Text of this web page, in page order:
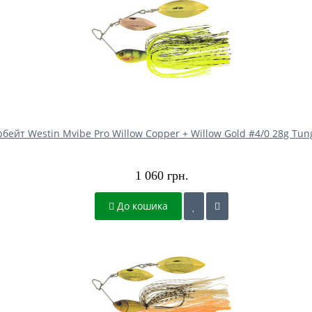
Westin Mvibe Pro Willow Copper + Willow Gold #4/0 28g
1 060 грн.
До кошика